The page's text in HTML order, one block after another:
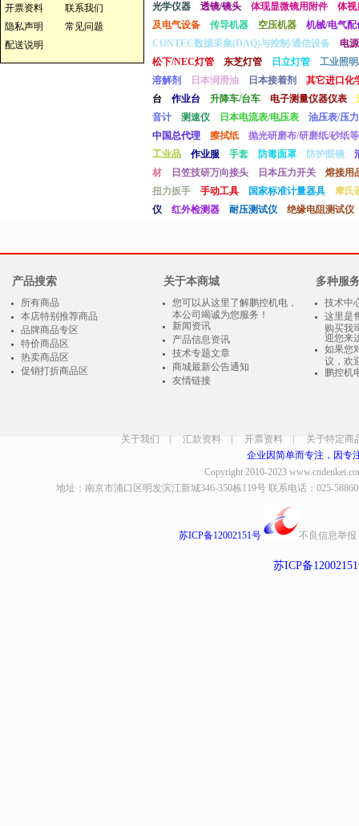
开票资料
联系我们
隐私声明
常见问题
配送说明
光学仪器 透镜/镜头 体现显微镜用附件
体视
及电气设备
传导机器 空压机器
机械/电气配
CONTEC数据采集(DAQ)与控制/通信设备
电
松下/NEC灯管
东芝灯管 日立灯管
工业照
溶解剂
日本润滑油 日本接着剂
其它进口化
台
作业台 升降车/台车 电子测量仪器仪表
音计
测速仪 日本电流表/电压表
油压表/压
中国总代理
擦拭纸
抛光研磨布/研磨纸/砂纸等
工业品
作业服 手套 防毒面罩 防护眼镜
材
日笠技研万向接头 日本压力开关
熔接用
扭力扳手
手动工具 国家标准计量器具
摩氏
仪
红外检测器 耐压测试仪 绝缘电阻测试仪
产品搜索
所有商品
本店特别推荐商品
品牌商品专区
特价商品区
热卖商品区
促销打折商品区
关于本商城
您可以从这里了解鹏控机电，
本公司竭诚为您服务！
新闻资讯
产品信息资讯
技术专题文章
商城最新公告通知
友情链接
多种服
技术中
这里是
购买我
迎您来
如果您
议，欢
鹏控机
关于我们 汇款资料 开票资料
关于特定商
企业因简单而专注，因专
Copyright 2010-2023
地址：南京市浦口区明发滨江新城346-350栋119号 联系电话：025-
苏ICP备12002151号 不良信息举报
苏ICP备